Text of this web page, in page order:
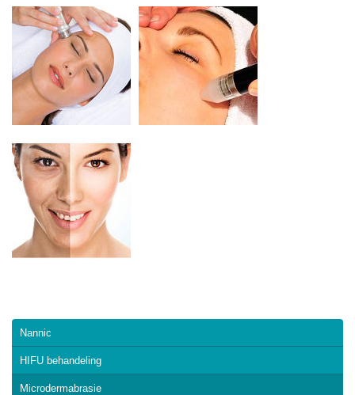
Nannic
HIFU behandeling
Microdermabrasie